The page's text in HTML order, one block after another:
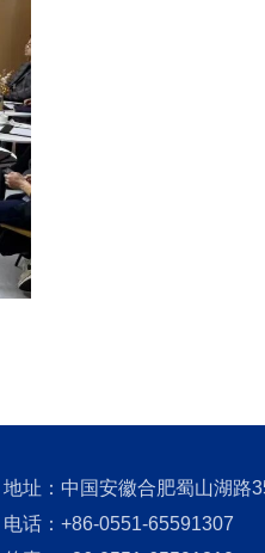
地址：中国安徽合肥蜀山湖路
电话：+86-0551-65591307